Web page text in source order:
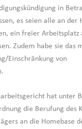
in
es seien alle an der
ein freier Arbeitsplatz
Zudem habe sie das
Einschränkung von
hat unter
die Berufung des
an die Homebase